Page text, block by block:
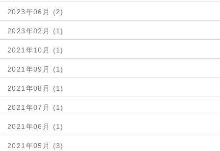
2023年06月 (2)
2023年02月 (1)
2021年10月 (1)
2021年09月 (1)
2021年08月 (1)
2021年07月 (1)
2021年06月 (1)
2021年05月 (3)